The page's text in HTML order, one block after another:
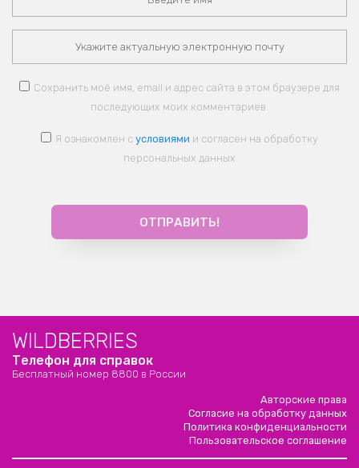
Сохранить моё имя, email и адрес сайта в этом браузере для
последующих моих комментариев.
Я ознакомлен с условиями и согласен на обработку
персональных данных
WILDBERRIES
Телефон для справок
Бесплатный номер 8800 в России
Авторские права
Согласие на обработку данных
Политика конфиденциальности
Пользовательское соглашение